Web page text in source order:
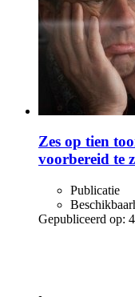
Zes op tien
voorbereid te
Publicatie
Gepubliceerd op: